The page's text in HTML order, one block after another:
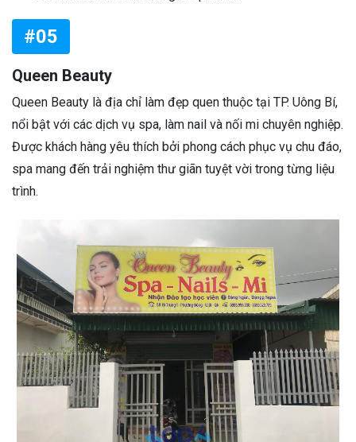
#05
Queen Beauty
Queen Beauty là địa chỉ làm đẹp quen thuộc tại TP. Uông Bí,
nổi bật với các dịch vụ spa, làm nail và nối mi chuyên nghiệp.
Được khách hàng yêu thích bởi phong cách phục vụ chu đáo,
spa mang đến trải nghiệm thư giãn tuyệt vời trong từng liệu
trình.